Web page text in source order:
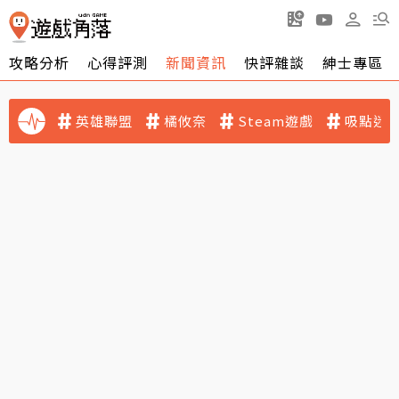
攻略分析 心得評測 新聞資訊 快評雜談 紳士專區
英雄聯盟 橘攸奈 Steam遊戲 吸點迷